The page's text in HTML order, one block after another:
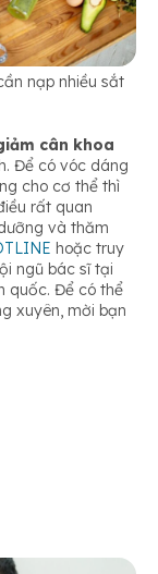
nạp nhiều sắt
cân khoa
Để có vóc dáng
cho cơ thể thì
rất quan
và thăm
hoặc truy
ngũ bác sĩ tại
quốc. Để có thể
xuyên, mời bạn